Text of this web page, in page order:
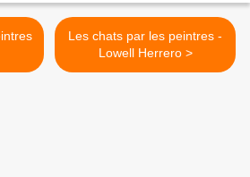
Les chats par les peintres -
Lowell Herrero >